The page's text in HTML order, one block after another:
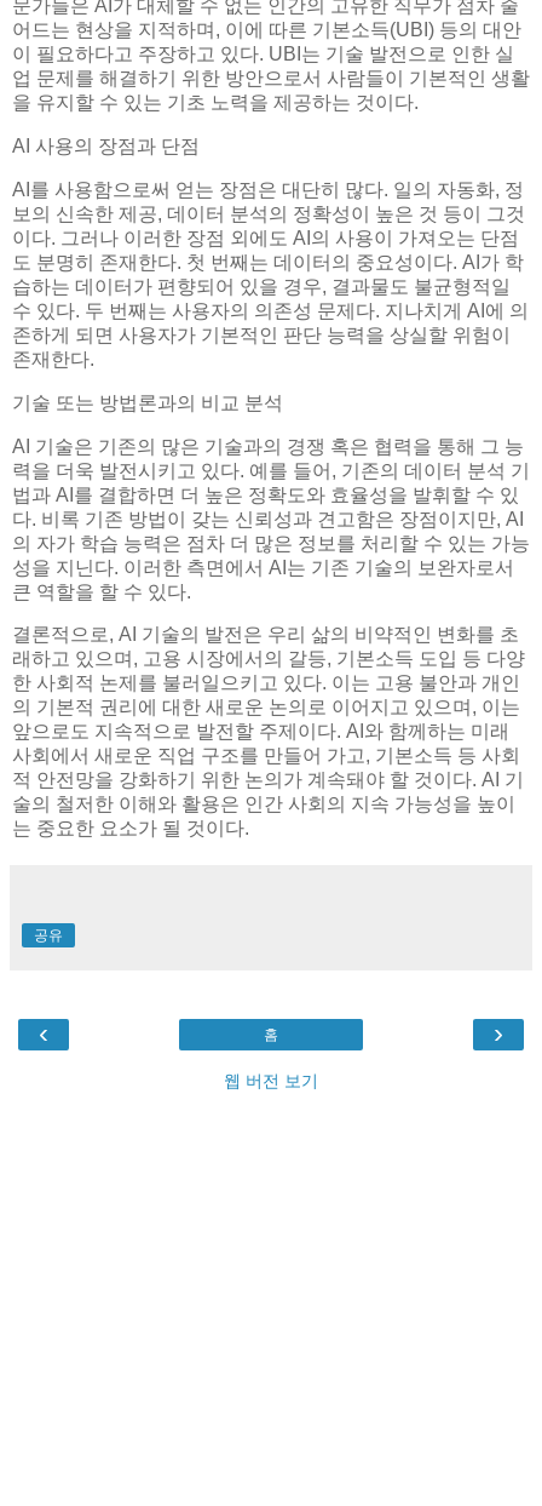
문가들은 AI가 대체할 수 없는 인간의 고유한 직무가 점차 줄
어드는 현상을 지적하며, 이에 따른 기본소득(UBI) 등의 대안
이 필요하다고 주장하고 있다. UBI는 기술 발전으로 인한 실
업 문제를 해결하기 위한 방안으로서 사람들이 기본적인 생활
을 유지할 수 있는 기초 노력을 제공하는 것이다.
AI 사용의 장점과 단점
AI를 사용함으로써 얻는 장점은 대단히 많다. 일의 자동화, 정
보의 신속한 제공, 데이터 분석의 정확성이 높은 것 등이 그것
이다. 그러나 이러한 장점 외에도 AI의 사용이 가져오는 단점
도 분명히 존재한다. 첫 번째는 데이터의 중요성이다. AI가 학
습하는 데이터가 편향되어 있을 경우, 결과물도 불균형적일
수 있다. 두 번째는 사용자의 의존성 문제다. 지나치게 AI에 의
존하게 되면 사용자가 기본적인 판단 능력을 상실할 위험이
존재한다.
기술 또는 방법론과의 비교 분석
AI 기술은 기존의 많은 기술과의 경쟁 혹은 협력을 통해 그 능
력을 더욱 발전시키고 있다. 예를 들어, 기존의 데이터 분석 기
법과 AI를 결합하면 더 높은 정확도와 효율성을 발휘할 수 있
다. 비록 기존 방법이 갖는 신뢰성과 견고함은 장점이지만, AI
의 자가 학습 능력은 점차 더 많은 정보를 처리할 수 있는 가능
성을 지닌다. 이러한 측면에서 AI는 기존 기술의 보완자로서
큰 역할을 할 수 있다.
결론적으로, AI 기술의 발전은 우리 삶의 비약적인 변화를 초
래하고 있으며, 고용 시장에서의 갈등, 기본소득 도입 등 다양
한 사회적 논제를 불러일으키고 있다. 이는 고용 불안과 개인
의 기본적 권리에 대한 새로운 논의로 이어지고 있으며, 이는
앞으로도 지속적으로 발전할 주제이다. AI와 함께하는 미래
사회에서 새로운 직업 구조를 만들어 가고, 기본소득 등 사회
적 안전망을 강화하기 위한 논의가 계속돼야 할 것이다. AI 기
술의 철저한 이해와 활용은 인간 사회의 지속 가능성을 높이
는 중요한 요소가 될 것이다.
공유
‹ ›
홈
웹 버전 보기